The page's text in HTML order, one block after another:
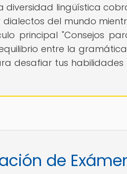
diversidad lingüística
del mundo
principal "Consejos
entre la
desafiar tus habilidades
de